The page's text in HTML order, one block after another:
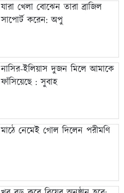
যারা খেলা বোঝেন তারা ব্রাজিল
সাপোর্ট করেন: অপু
নাসির-ইলিয়াস দুজন মিলে আমাকে
ফাঁসিয়েছে : সুবাহ
মাঠে নেমেই গোল দিলেন পরীমণি